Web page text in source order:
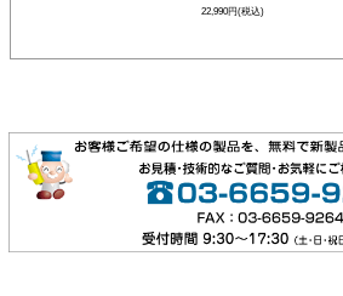
22,990円(税込)